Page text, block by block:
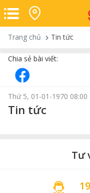
Trang chủ Tin tức
Chia sẻ bài viết:
Thứ 5, 01-01-1970 08:00
Tin tức
Tư